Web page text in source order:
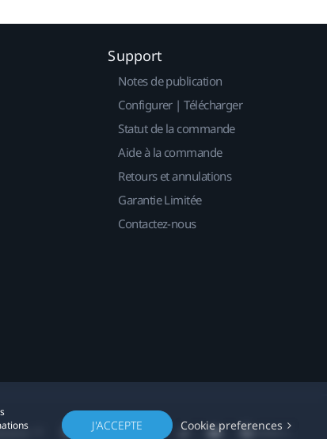
J'ACCEPTE Cookie preferences
Support
Notes de publication
Configurer | Télécharger
Statut de la commande
Aide à la commande
Retours et annulations
Garantie Limitée
Contactez-nous